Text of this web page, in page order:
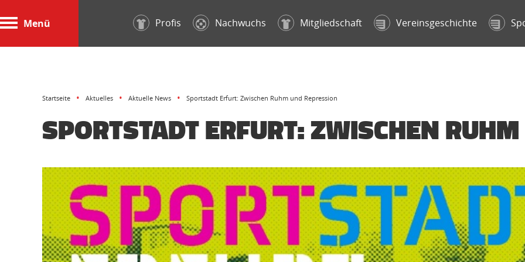
Menü Profis Nachwuchs Mitgliedschaft Vereinsgeschichte
Startseite Aktuelles Aktuelle News Sportstadt Erfurt: Zwischen Ruhm und Repression
SPORTSTADT ERFURT: ZWISCHEN